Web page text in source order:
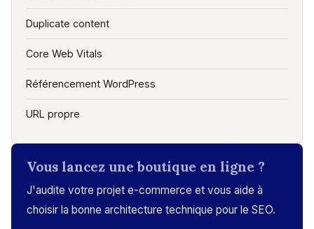
Duplicate content
Core Web Vitals
Référencement WordPress
URL propre
Vous lancez une boutique en ligne ?
J'audite votre projet e-commerce et vous aide à
choisir la bonne architecture technique pour le SEO.